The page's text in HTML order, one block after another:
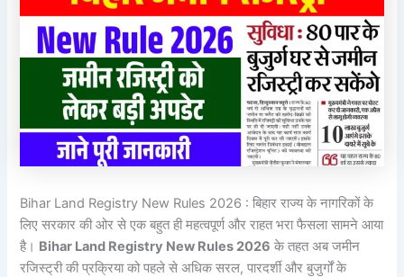
Bihar Land Registry New Rules 2026 : बिहार राज्य के नागरिकों के
लिए सरकार की ओर से एक बहुत ही महत्वपूर्ण और राहत भरा फैसला सामने आया
है। Bihar Land Registry New Rules 2026 के तहत अब जमीन
रजिस्ट्री की प्रक्रिया को पहले से अधिक सरल, पारदर्शी और बुजुर्गों के